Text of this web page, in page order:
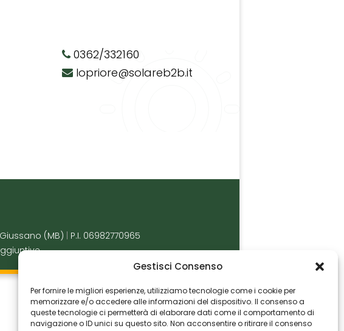
Gestisci Consenso
Per fornire le migliori esperienze, utilizziamo tecnologie come i cookie per
memorizzare e/o accedere alle informazioni del dispositivo. Il consenso a
queste tecnologie ci permetterà di elaborare dati come il comportamento di
navigazione o ID unici su questo sito. Non acconsentire o ritirare il consenso
0362/332160
lopriore@solareb2b.it
(MB)
P.I. 06982770965